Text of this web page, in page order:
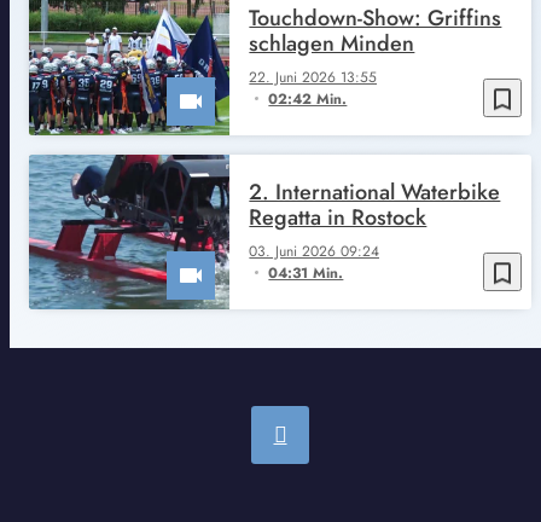
bookmark_border
22. Juni 2026 13:55
02:42 Min.
Touchdown-Show: Griffins
schlagen Minden
bookmark_border
03. Juni 2026 09:24
04:31 Min.
2. International Waterbike
Regatta in Rostock